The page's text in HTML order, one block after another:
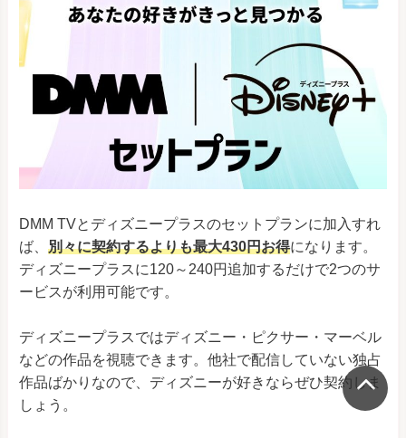
DMM TVとディズニープラスのセットプランに加入すれ
ば、 別々に契約するよりも最大430円お得になります。
ディズニープラスに120～240円追加するだけで2つのサ
ービスが利用可能です。
ディズニープラスではディズニー・ピクサー・マーベル
などの作品を視聴できます。他社で配信していない独占
作品ばかりなので、ディズニーが好きならぜひ契約しま
しょう。